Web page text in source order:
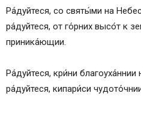
Ра́дуйтеся, со святы́ми на
ра́дуйтеся, от го́рних высо́т к
приника́ющии.
Ра́дуйтеся, кри́ни благоуха́ннии
ра́дуйтеся, кипари́си